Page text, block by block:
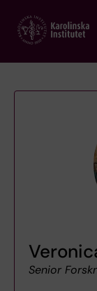
main
Senior